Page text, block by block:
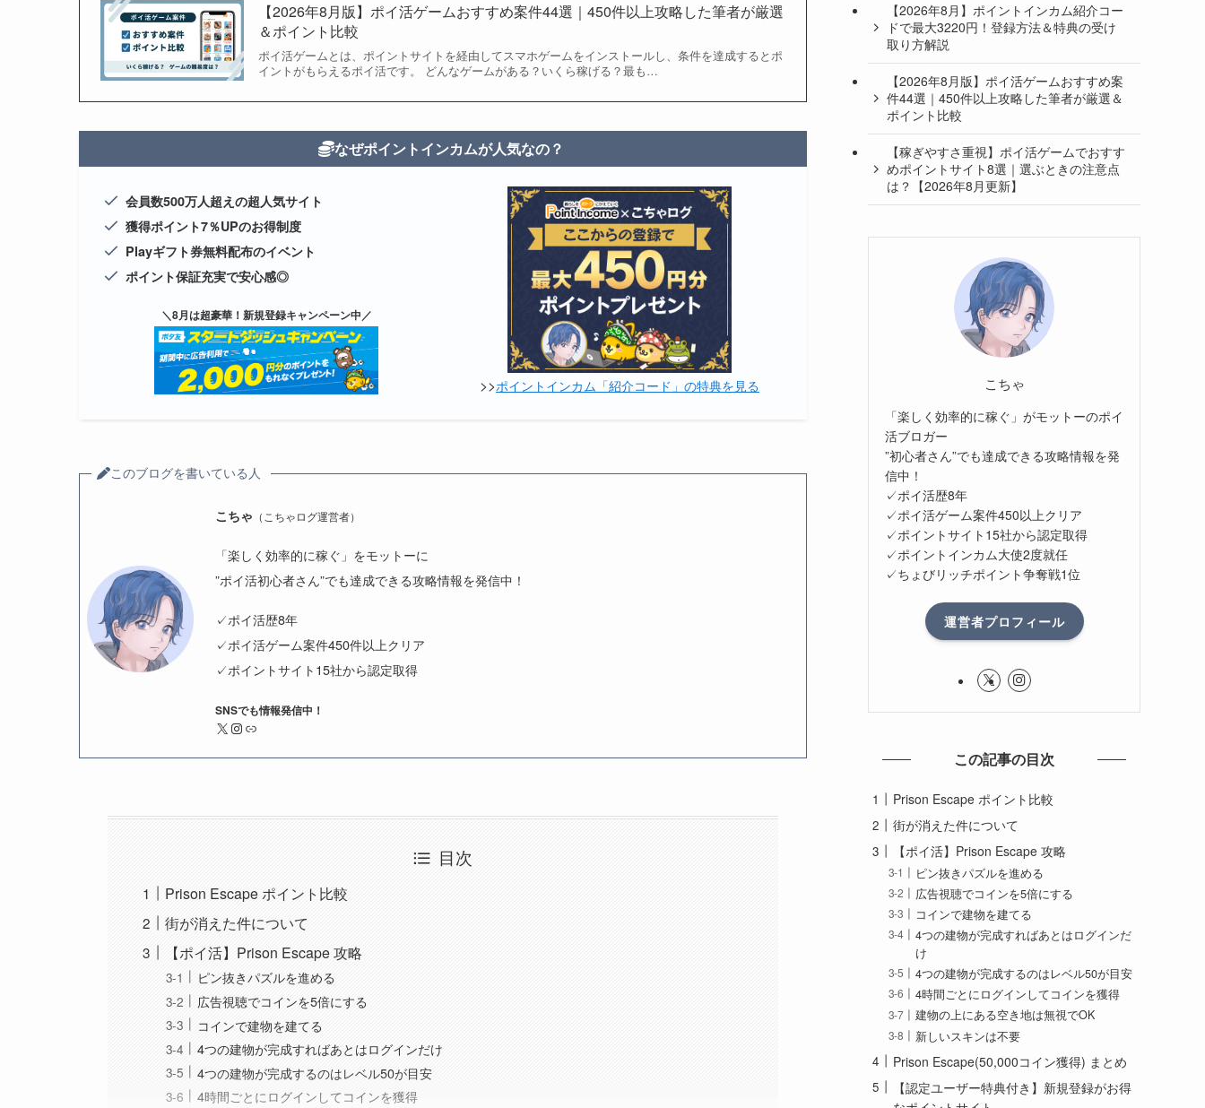
【2026年8月版】ポイ活ゲームおすすめ案件44選｜450件以上攻略した筆者が厳選
＆ポイント比較
ポイ活ゲームとは、ポイントサイトを経由してスマホゲームをインストールし、条件を達成するとポ
イントがもらえるポイ活です。 どんなゲームがある？いくら稼げる？最も…
なぜポイントインカムが人気なの？
会員数500万人超えの超人気サイト
獲得ポイント7％UPのお得制度
Playギフト券無料配布のイベント
ポイント保証充実で安心感◎
＼8月は超豪華！新規登録キャンペーン中／
>>ポイントインカム「紹介コード」の特典を見る
このブログを書いている人
こちゃ （こちゃログ運営者）
「楽しく効率的に稼ぐ」をモットーに
”ポイ活初心者さん”でも達成できる攻略情報を発信中！
✓ポイ活歴8年
✓ポイ活ゲーム案件450件以上クリア
✓ポイントサイト15社から認定取得
SNSでも情報発信中！
X Instagram リンク
目次
Prison Escape ポイント比較
街が消えた件について
【ポイ活】Prison Escape 攻略
ピン抜きパズルを進める
広告視聴でコインを5倍にする
コインで建物を建てる
4つの建物が完成すればあとはログインだけ
4つの建物が完成するのはレベル50が目安
4時間ごとにログインしてコインを獲得
【2026年8月】ポイントインカム紹介コー
ドで最大3220円！登録方法＆特典の受け
取り方解説
【2026年8月版】ポイ活ゲームおすすめ案
件44選｜450件以上攻略した筆者が厳選＆
ポイント比較
【稼ぎやすさ重視】ポイ活ゲームでおすす
めポイントサイト8選｜選ぶときの注意点
は？【2026年8月更新】
こちゃ
「楽しく効率的に稼ぐ」がモットーのポイ
活ブロガー
”初心者さん”でも達成できる攻略情報を発
信中！
✓ポイ活歴8年
✓ポイ活ゲーム案件450以上クリア
✓ポイントサイト15社から認定取得
✓ポイントインカム大使2度就任
✓ちょびリッチポイント争奪戦1位
運営者プロフィール
この記事の目次
Prison Escape ポイント比較
街が消えた件について
【ポイ活】Prison Escape 攻略
ピン抜きパズルを進める
広告視聴でコインを5倍にする
コインで建物を建てる
4つの建物が完成すればあとはログインだ
け
4つの建物が完成するのはレベル50が目安
4時間ごとにログインしてコインを獲得
建物の上にある空き地は無視でOK
新しいスキンは不要
Prison Escape(50,000コイン獲得) まとめ
【認定ユーザー特典付き】新規登録がお得